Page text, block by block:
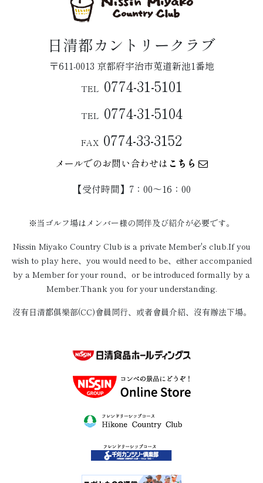
日清都カントリークラブ
〒611-0013 京都府宇治市莵道新池1番地
TEL 0774-31-5101
TEL 0774-31-5104
FAX 0774-33-3152
メールでのお問い合わせは こちら
【受付時間】7：00〜16：00
※当ゴルフ場はメンバー様の同伴及び紹介が必要です。
Nissin Miyako Country Club is a private Member's club.If you
wish to play here、you would need to be、either accompanied
by a Member for your round、or be introduced formally by a
Member.Thank you for your understanding.
沒有日清都俱樂部(CC)會員同行、或者會員介紹、沒有辦法下場。